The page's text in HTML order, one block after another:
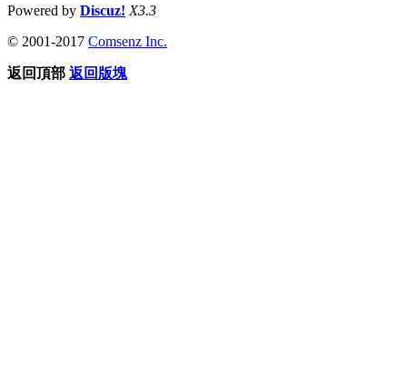
Powered by Discuz! X3.3
© 2001-2017 Comsenz Inc.
返回頂部 返回版塊